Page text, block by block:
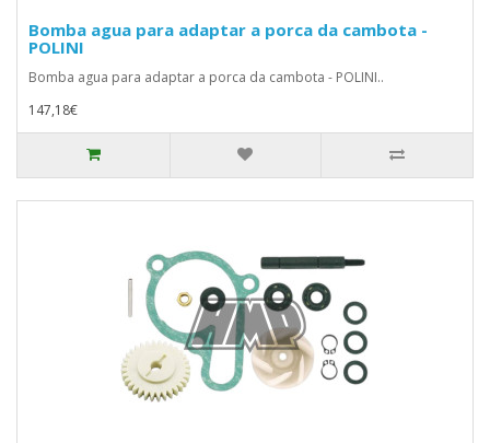
Bomba agua para adaptar a porca da cambota -
POLINI
Bomba agua para adaptar a porca da cambota - POLINI..
147,18€